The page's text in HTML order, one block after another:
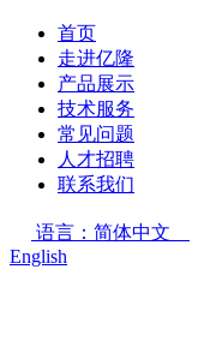
首页
走进亿隆
产品展示
技术服务
常见问题
人才招聘
联系我们
语言：简体中文
English